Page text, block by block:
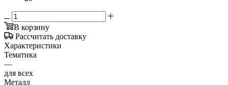
В корзину
Рассчитать доставку
Характеристики
Тематика
—
для всех
Металл